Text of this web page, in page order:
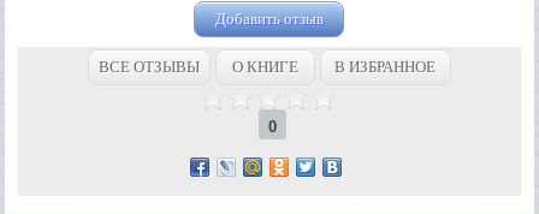
Добавить отзыв
ВСЕ ОТЗЫВЫ О КНИГЕ В ИЗБРАННОЕ
0